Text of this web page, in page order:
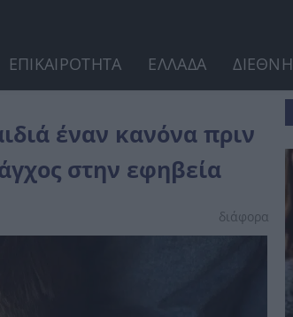
ΕΠΙΚΑΙΡΟΤΗΤΑ ΕΛΛΑΔΑ ΔΙΕΘΝΗ
έναν κανόνα πριν
στην εφηβεία
διάφορα